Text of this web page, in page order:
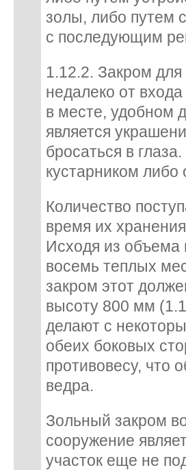
золы, либо путем
с последующим
1.12.2. Закром
недалеко от входа
в месте, удобном
является
бросаться в
кустарником
Количество
время их
Исходя из объема
восемь теплых
закром этот
высоту 800 мм
делают с
обеих боковых
противовесу, что
ведра.
Зольный закром
сооружение
участок еще не